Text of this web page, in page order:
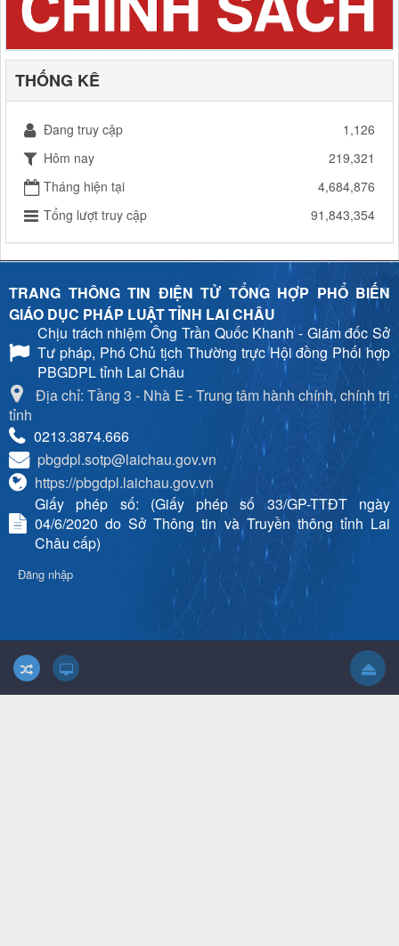
THỐNG KÊ
Đang truy cập
1,126
Hôm nay
219,321
Tháng hiện tại
4,684,876
Tổng lượt truy cập
91,843,354
TRANG THÔNG TIN ĐIỆN TỬ TỔNG HỢP PHỔ BIẾN
GIÁO DỤC PHÁP LUẬT TỈNH LAI CHÂU
Chịu trách nhiệmÔng Trần Quốc Khanh - Giám đốc Sở
Tư pháp, Phó Chủ tịch Thường trực Hội đồng Phối hợp
PBGDPL tỉnh Lai Châu
Địa chỉ: Tầng 3 - Nhà E - Trung tâm hành chính, chính trị
tỉnh
0213.3874.666
pbgdpl.sotp@laichau.gov.vn
https://pbgdpl.laichau.gov.vn
Giấy phép số: (Giấy phép số 33/GP-TTĐT ngày
04/6/2020 do Sở Thông tin và Truyền thông tỉnh Lai
Châu cấp)
Đăng nhập